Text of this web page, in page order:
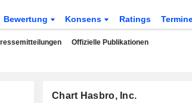
Bewertung Konsens Ratings
Offizielle Publikationen
Chart Hasbro, Inc.